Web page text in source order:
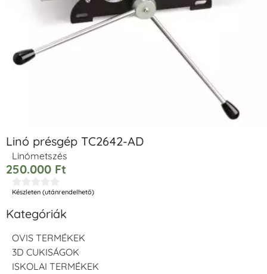
Linó présgép TC2642-AD
Linómetszés
250.000 Ft
Készleten (utánrendelhető)
Kategóriák
OVIS TERMÉKEK
3D CUKISÁGOK
ISKOLAI TERMÉKEK